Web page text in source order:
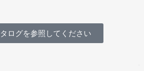
ログを参照してください